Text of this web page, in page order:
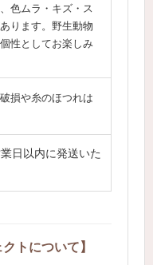
色ムラ・キズ・ス
ります。野生動物
性としてお楽しみ
損や糸のほつれは
日以内に発送いた
トについて】